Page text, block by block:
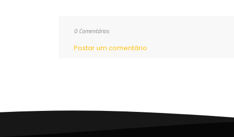
0 Comentários
Postar um comentário